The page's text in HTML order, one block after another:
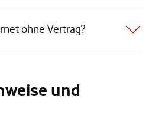
ohne Vertrag?
und